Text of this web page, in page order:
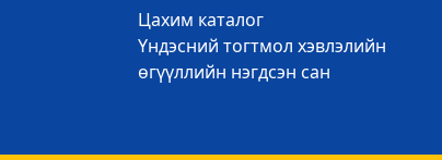
Цахим каталог
Үндэсний тогтмол хэвлэлийн
өгүүллийн нэгдсэн сан